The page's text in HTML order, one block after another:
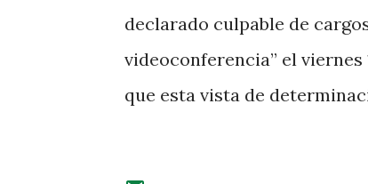
declarado culpable de
videoconferencia” el viernes
que esta vista de